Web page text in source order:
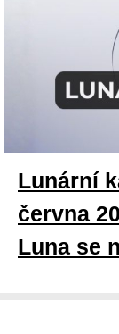
Lunární
června
Luna se